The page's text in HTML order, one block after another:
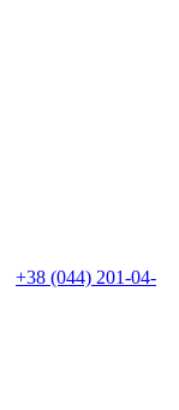
+38 (044) 201-04-